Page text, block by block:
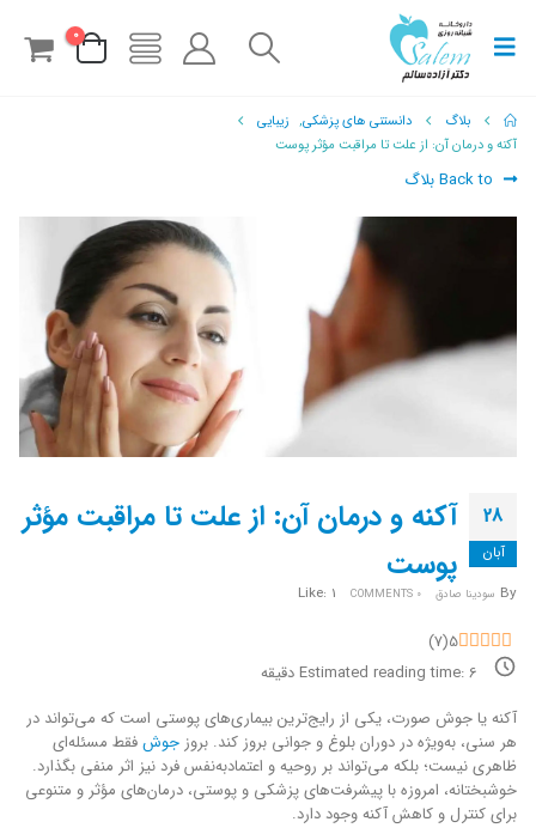
0
بلاگ دانستنی های پزشکی, زیبایی
آکنه و درمان آن: از علت تا مراقبت مؤثر پوست
28
آبان
آکنه و درمان آن: از علت تا مراقبت مؤثر
پوست
By سودینا صادق 0 COMMENTS
Like: 1
5
(
7
)
Estimated reading time:6
دقیقه
آکنه یا جوش صورت، یکی از رایج‌ترین بیماری‌های پوستی است که می‌تواند در
هر سنی، به‌ویژه در دوران بلوغ و جوانی بروز کند. بروز جوشفقط مسئله‌ای
ظاهری نیست؛ بلکه می‌تواند بر روحیه و اعتمادبه‌نفس فرد نیز اثر منفی بگذارد.
خوشبختانه، امروزه با پیشرفت‌های پزشکی و پوستی، درمان‌های مؤثر و متنوعی
برای کنترل و کاهش آکنه وجود دارد.